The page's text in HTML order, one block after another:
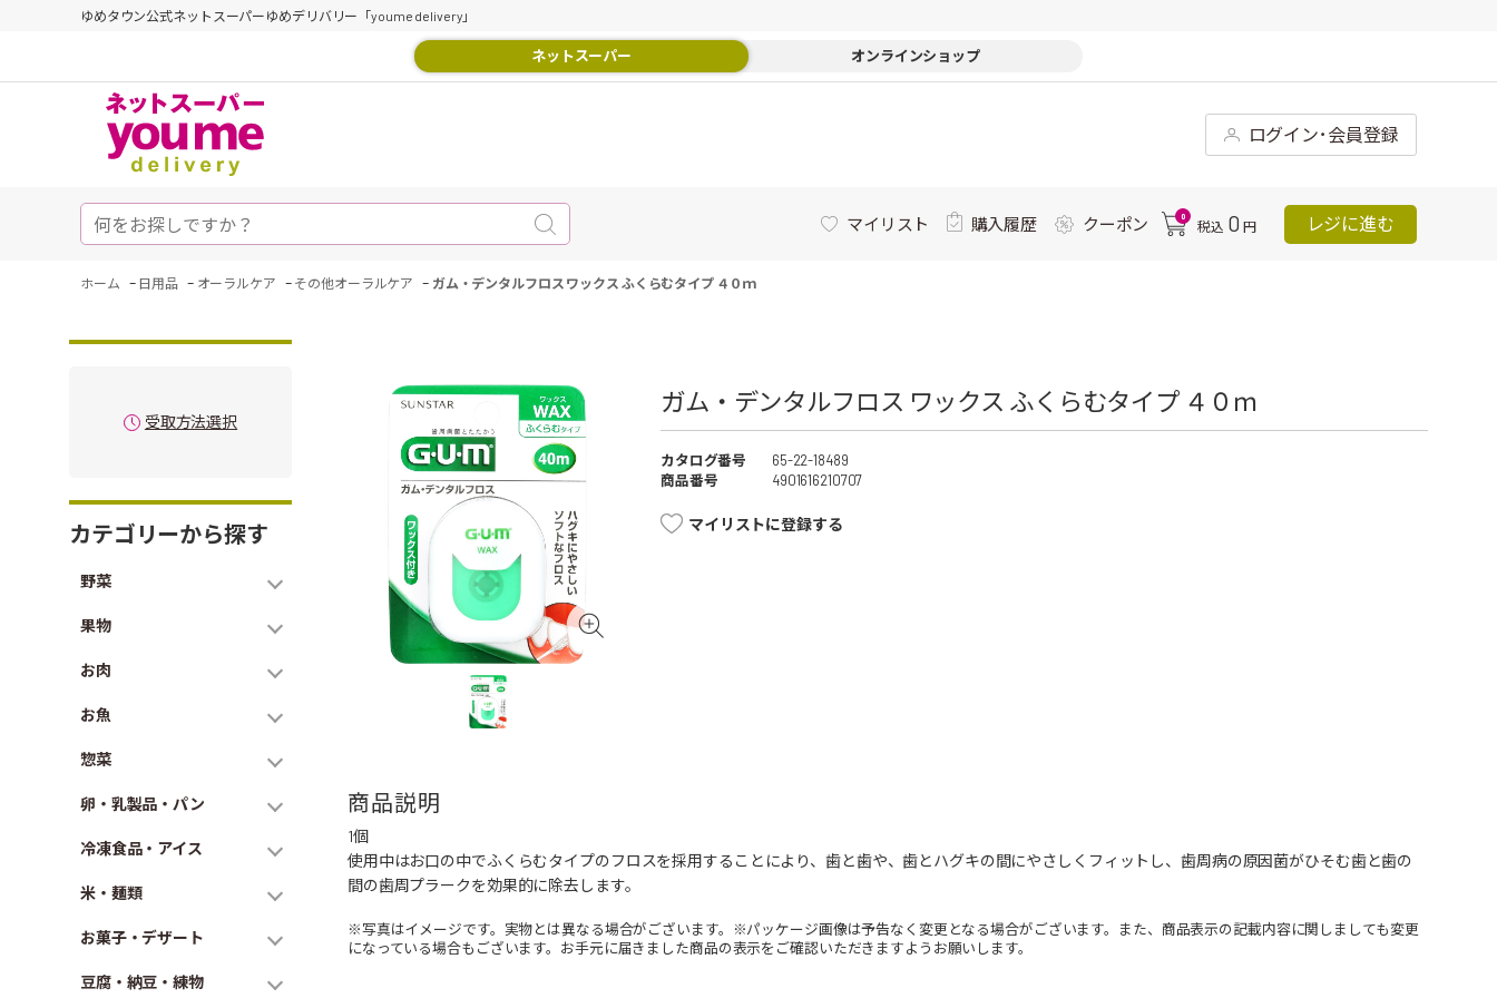
ゆめタウン公式ネットスーパーゆめデリバリー「youme delivery」
ネットスーパー オンラインショップ
ログイン･会員登録
マイリスト 購入履歴 クーポン 0
税込 0 円 レジに進む
ホーム - 日用品 - オーラルケア - その他オーラルケア - ガム・デンタルフロス ワックス ふくらむタイプ ４０ｍ
受取方法選択
カテゴリーから探す
野菜
果物
お肉
お魚
惣菜
卵・乳製品・パン
冷凍食品・アイス
米・麺類
お菓子・デザート
豆腐・納豆・練物
ガム・デンタルフロス ワックス ふくらむタイプ ４０ｍ
カタログ番号
65-22-18489
商品番号
4901616210707
マイリストに登録する
商品説明
1個
使用中はお口の中でふくらむタイプのフロスを採用することにより、歯と歯や、歯とハグキの間にやさしくフィットし、歯周病の原因菌がひそむ歯と歯の
間の歯周プラークを効果的に除去します。
※写真はイメージです。実物とは異なる場合がございます。※パッケージ画像は予告なく変更となる場合がございます。また、商品表示の記載内容に関しましても変更
になっている場合もございます。お手元に届きました商品の表示をご確認いただきますようお願いします。